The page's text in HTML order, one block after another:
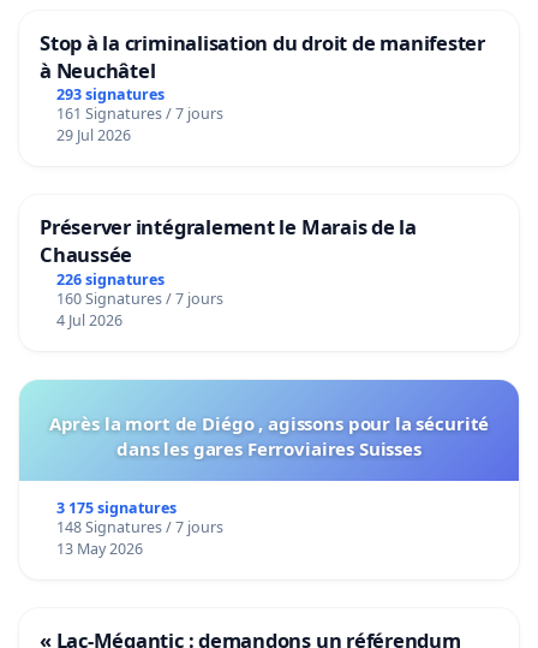
Stop à la criminalisation du droit de manifester
à Neuchâtel
293 signatures
161 Signatures / 7 jours
29 Jul 2026
Préserver intégralement le Marais de la
Chaussée
226 signatures
160 Signatures / 7 jours
4 Jul 2026
Après la mort de Diégo , agissons pour la sécurité
dans les gares Ferroviaires Suisses
3 175 signatures
148 Signatures / 7 jours
13 May 2026
« Lac-Mégantic : demandons un référendum